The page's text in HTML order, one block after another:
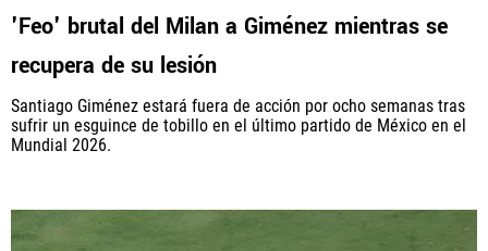
'Feo' brutal del Milan a Giménez mientras se
recupera de su lesión
Santiago Giménez estará fuera de acción por ocho semanas tras
sufrir un esguince de tobillo en el último partido de México en el
Mundial 2026.